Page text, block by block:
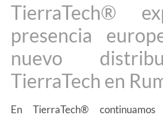
TierraTech®
presencia
nuevo
TierraTech en
En TierraTech®